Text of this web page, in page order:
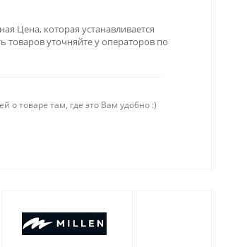
Цена, которая устанавливается
товаров уточняйте у операторов по
о товаре там, где это Вам удобно :)